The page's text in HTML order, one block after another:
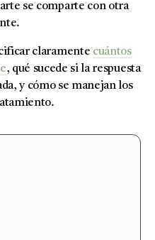
se comparte con otra
claramente cuántos
, qué sucede si la respuesta
y cómo se manejan los